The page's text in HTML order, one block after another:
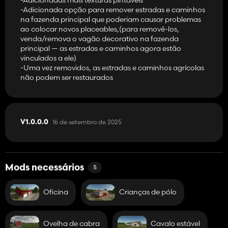
-Water Mill transforma todos os cereais em farinha, incluindo
trigo, cevada, aveia, sorgo e arroz. Também processa milho em
farinha de milho e milho seco em farinha de milho fina
-Dairy se expande com novos produtos, incluindo leite
condensado, iogurte de morango, iogurte de mirtilo, creme, kefir
e leite com chocolate
-A estufa cultiva frutas e vegetais como laranjas, limões, maçãs,
mirtilos, abóboras, alho e muito mais
- Alfaiataria
-Carpinteiro
produção do xarope de bordo, mas também pode ser vendida
no posto de venda local
armazenamento ou venda
-O fermentador processa grama, palha e alfafa em silagem e
As estações de venda incluem:
-Grain Sell Point aceita grãos padrão
-Jackson Farm oferece outro local para venda de grãos
-Supermercado aceita diversos produtos alimentícios e
-Adicionada opção para remover estradas e caminhos
na fazenda principal que poderiam causar problemas
ao colocar novos placeables,(para removê-los,
venda/remova o vagão decorativo na fazenda
principal — as estradas e caminhos agora estão
vinculados a ele)
-Uma vez removidos, as estradas e caminhos agrícolas
não podem ser restaurados
V1.0.0.0 16 de setembro de 2025
Mods necessários 5
Oficina Crianças de pólo
Ovelha de cabra Cavalo estável